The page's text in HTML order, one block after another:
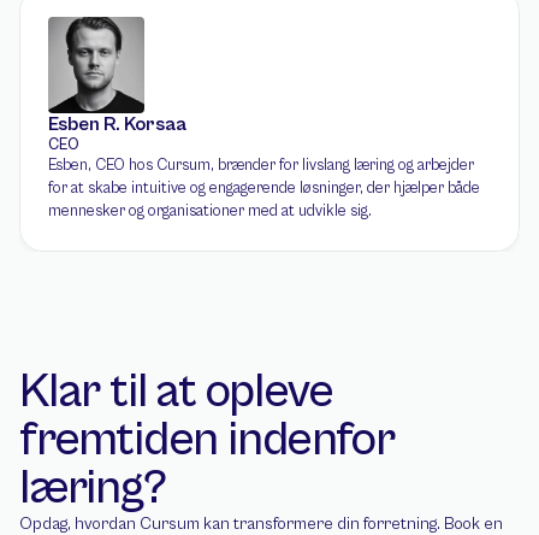
Esben R. Korsaa
CEO
Esben, CEO hos Cursum, brænder for livslang læring og arbejder
for at skabe intuitive og engagerende løsninger, der hjælper både
mennesker og organisationer med at udvikle sig.
Klar til at opleve
fremtiden indenfor
læring?
Opdag, hvordan Cursum kan transformere din forretning. Book en